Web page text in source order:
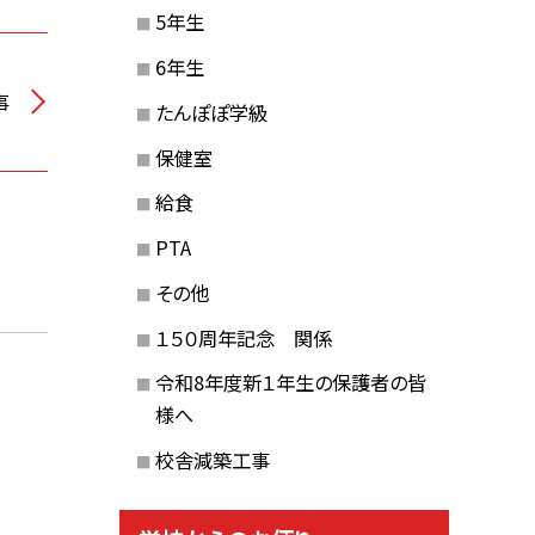
5年生
6年生
たんぽぽ学級
保健室
給食
PTA
その他
１５０周年記念 関係
令和8年度新１年生の保護者の皆
様へ
校舎減築工事